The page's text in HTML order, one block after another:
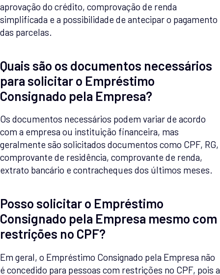
aprovação do crédito, comprovação de renda
simplificada e a possibilidade de antecipar o pagamento
das parcelas.
Quais são os documentos necessários
para solicitar o Empréstimo
Consignado pela Empresa?
Os documentos necessários podem variar de acordo
com a empresa ou instituição financeira, mas
geralmente são solicitados documentos como CPF, RG,
comprovante de residência, comprovante de renda,
extrato bancário e contracheques dos últimos meses.
Posso solicitar o Empréstimo
Consignado pela Empresa mesmo com
restrições no CPF?
Em geral, o Empréstimo Consignado pela Empresa não
é concedido para pessoas com restrições no CPF, pois a